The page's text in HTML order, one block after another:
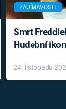
ZAJÍMAVOSTI
Smrt
Hudební
léky
24. listopadu